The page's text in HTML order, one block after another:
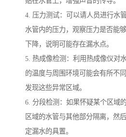
4. 压力测试：可以请人员进行水
水管内的压力，观察压力是否能
下降，说明可能存在漏水点。
5. 热成像检测：利用热成像仪对
的温度与周围环境可能会有所不
发现这些异常区域。
6. 分段检测：如果怀疑某个区域
区域的水管与其他部分隔离，然
定漏水的具置。